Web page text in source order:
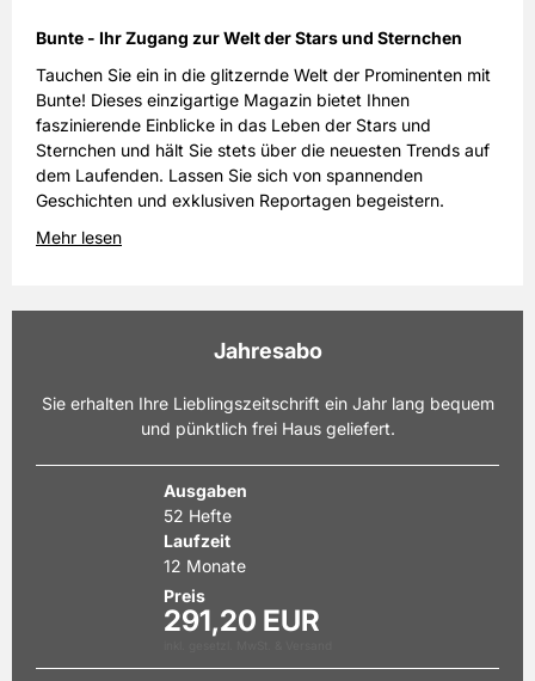
Bunte - Ihr Zugang zur Welt der Stars und Sternchen
Tauchen Sie ein in die glitzernde Welt der Prominenten mit
Bunte! Dieses einzigartige Magazin bietet Ihnen
faszinierende Einblicke in das Leben der Stars und
Sternchen und hält Sie stets über die neuesten Trends auf
dem Laufenden. Lassen Sie sich von spannenden
Geschichten und exklusiven Reportagen begeistern.
Mehr lesen
Jahresabo
Sie erhalten Ihre Lieblingszeitschrift ein Jahr lang bequem
und pünktlich frei Haus geliefert.
Ausgaben
52 Hefte
Laufzeit
12 Monate
Preis
291,20 EUR